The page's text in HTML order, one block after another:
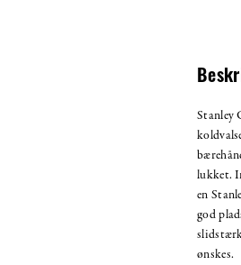
Stanley
lukket.
en
god
ønskes.